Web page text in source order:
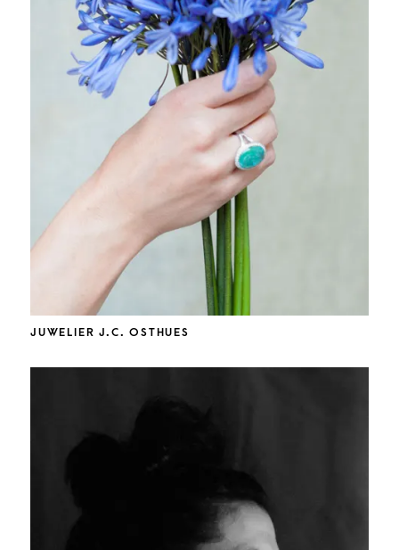
JUWELIER J.C. OSTHUES